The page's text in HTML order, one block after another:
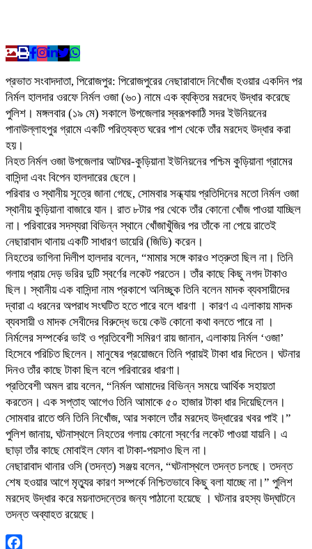
প্রভাত সংবাদদাতা, পিরোজপুর: পিরোজপুরের নেছারাবাদে নিখোঁজ হওয়ার একদিন পর
নির্মল হালদার ওরফে নির্মল ওজা (৬০) নামে এক ব্যক্তির মরদেহ উদ্ধার করেছে
পুলিশ। মঙ্গলবার (১৯ মে) সকালে উপজেলার স্বরূপকাঠি সদর ইউনিয়নের
পানাউল্লাহপুর গ্রামে একটি পরিত্যক্ত ঘরের পাশ থেকে তাঁর মরদেহ উদ্ধার করা
হয়।
নিহত নির্মল ওজা উপজেলার আটঘর-কুড়িয়ানা ইউনিয়নের পশ্চিম কুড়িয়ানা গ্রামের
বাসিন্দা এবং বিপেন হালদারের ছেলে।
পরিবার ও স্থানীয় সূত্রে জানা গেছে, সোমবার সন্ধ্যায় প্রতিদিনের মতো নির্মল ওজা
স্থানীয় কুড়িয়ানা বাজারে যান। রাত ৮টার পর থেকে তাঁর কোনো খোঁজ পাওয়া যাচ্ছিল
না। পরিবারের সদস্যরা বিভিন্ন স্থানে খোঁজাখুঁজির পর তাঁকে না পেয়ে রাতেই
নেছারাবাদ থানায় একটি সাধারণ ডায়েরি (জিডি) করেন।
নিহতের ভাগিনা দিলীপ হালদার বলেন, “মামার সঙ্গে কারও শত্রুতা ছিল না। তিনি
গলায় প্রায় দেড় ভরির দুটি স্বর্ণের লকেট পরতেন। তাঁর কাছে কিছু নগদ টাকাও
ছিল। স্থানীয় এক বাসিন্দা নাম প্রকাশে অনিচ্ছুক তিনি বলেন মাদক ব্যবসায়ীদের
দ্বারা এ ধরনের অপরাধ সংঘটিত হতে পারে বলে ধারণা । কারণ এ এলাকায় মাদক
ব্যবসায়ী ও মাদক সেবীদের বিরুদ্ধে ভয়ে কেউ কোনো কথা বলতে পারে না ।
নির্মলের সম্পর্কের ভাই ও প্রতিবেশী সমিরণ রায় জানান, এলাকায় নির্মল ‘ওজা’
হিসেবে পরিচিত ছিলেন। মানুষের প্রয়োজনে তিনি প্রায়ই টাকা ধার দিতেন। ঘটনার
দিনও তাঁর কাছে টাকা ছিল বলে পরিবারের ধারণা।
প্রতিবেশী অমল রায় বলেন, “নির্মল আমাদের বিভিন্ন সময়ে আর্থিক সহায়তা
করতেন। এক সপ্তাহ আগেও তিনি আমাকে ৫০ হাজার টাকা ধার দিয়েছিলেন।
সোমবার রাতে শুনি তিনি নিখোঁজ, আর সকালে তাঁর মরদেহ উদ্ধারের খবর পাই।”
পুলিশ জানায়, ঘটনাস্থলে নিহতের গলায় কোনো স্বর্ণের লকেট পাওয়া যায়নি। এ
ছাড়া তাঁর কাছে মোবাইল ফোন বা টাকা-পয়সাও ছিল না।
নেছারাবাদ থানার ওসি (তদন্ত) সঞ্জয় বলেন, “ঘটনাস্থলে তদন্ত চলছে। তদন্ত
শেষ হওয়ার আগে মৃত্যুর কারণ সম্পর্কে নিশ্চিতভাবে কিছু বলা যাচ্ছে না।” পুলিশ
মরদেহ উদ্ধার করে ময়নাতদন্তের জন্য পাঠানো হয়েছে । ঘটনার রহস্য উদ্‌ঘাটনে
তদন্ত অব্যাহত রয়েছে।